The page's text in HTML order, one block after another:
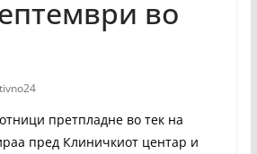
во
претпладне во тек на
пред Клиничкиот центар и